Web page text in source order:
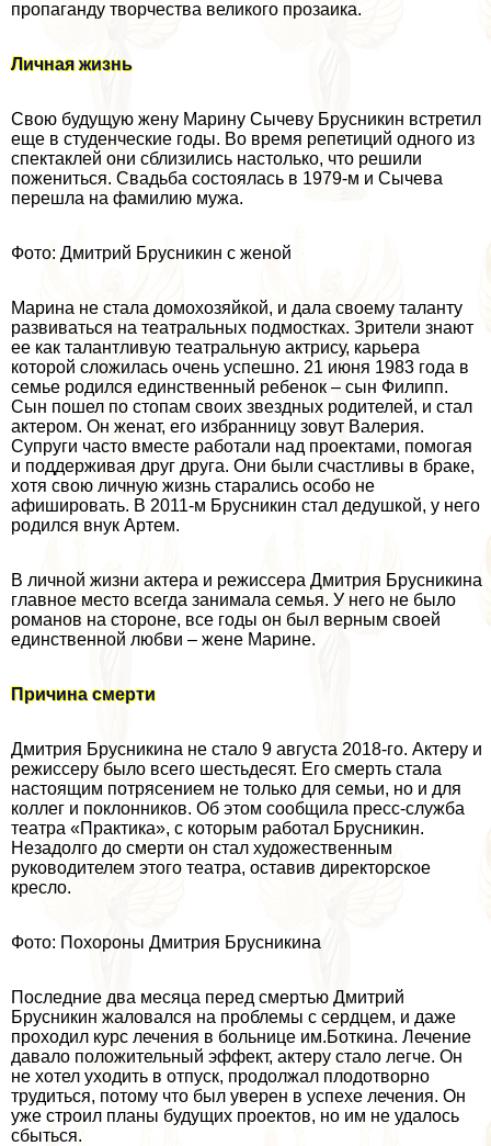
пропаганду творчества великого прозаика.
Личная жизнь
Свою будущую жену Марину Сычеву Брусникин встретил
еще в студенческие годы. Во время репетиций одного из
спектаклей они сблизились настолько, что решили
пожениться. Свадьба состоялась в 1979-м и Сычева
перешла на фамилию мужа.
Фото: Дмитрий Брусникин с женой
Марина не стала домохозяйкой, и дала своему таланту
развиваться на театральных подмостках. Зрители знают
ее как талантливую театральную актрису, карьера
которой сложилась очень успешно. 21 июня 1983 года в
семье родился единственный ребенок – сын Филипп.
Сын пошел по стопам своих звездных родителей, и стал
актером. Он женат, его избранницу зовут Валерия.
Супруги часто вместе работали над проектами, помогая
и поддерживая друг друга. Они были счастливы в бpaке,
хотя свою личную жизнь старались особо не
афишировать. В 2011-м Брусникин стал дедушкой, у него
родился внук Артем.
В личной жизни актера и режиссера Дмитрия Брусникина
главное место всегда занимала семья. У него не было
романов на стороне, все годы он был верным своей
единственной любви – жене Марине.
Причина cмepти
Дмитрия Брусникина не стало 9 августа 2018-го. Актеру и
режиссеру было всего шестьдесят. Его cмepть стала
настоящим потрясением не только для семьи, но и для
коллег и поклонников. Об этом сообщила пресс-служба
театра «Пpaктика», с которым работал Брусникин.
Незадолго до cмepти он стал художественным
руководителем этого театра, оставив директорское
кресло.
Фото: Похороны Дмитрия Брусникина
Последние два месяца перед cмepтью Дмитрий
Брусникин жаловался на проблемы с сердцем, и даже
проходил курс лечения в больнице им.Боткина. Лечение
давало положительный эффект, актеру стало легче. Он
не хотел уходить в отпуск, продолжал плодотворно
трудиться, потому что был уверен в успехе лечения. Он
уже строил планы будущих проектов, но им не удалось
сбыться.